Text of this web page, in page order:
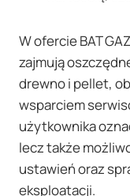
W ofercie BAT
zajmują
drewno i pellet,
wsparciem
użytkownika
lecz także
ustawień oraz
eksploatacji.